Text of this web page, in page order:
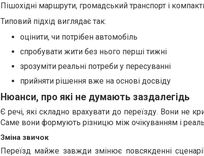
Пішохідні маршрути, громадський транспорт і
Типовий підхід виглядає так:
оцінити, чи потрібен автомобіль
спробувати жити без нього перші тижні
зрозуміти реальні потреби у пересуванні
прийняти рішення вже на основі досвіду
Нюанси, про які не думають заздалегідь
Є речі, які складно врахувати до переїзду. Вони не
Саме вони формують різницю між очікуванням і
Зміна звичок
Переїзд майже завжди змінює повсякденні